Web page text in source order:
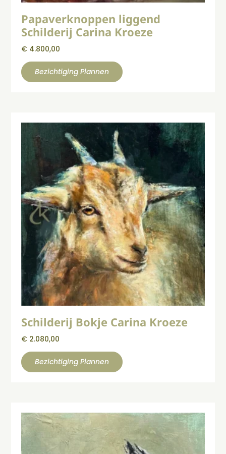
Papaverknoppen liggend
Schilderij Carina Kroeze
€ 4.800,00
Bezichtiging Plannen
Schilderij Bokje Carina Kroeze
€ 2.080,00
Bezichtiging Plannen